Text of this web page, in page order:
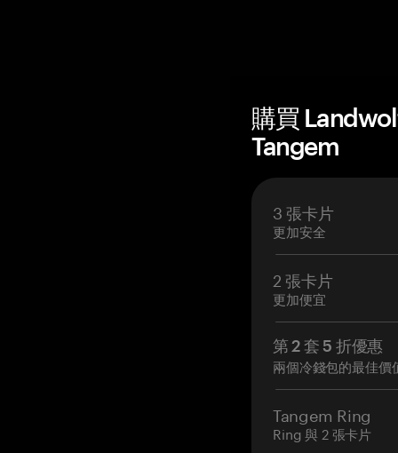
購買
Tangem
3 張卡片
更加安全
2 張卡片
更加便宜
第 2 套 5 折優惠
兩個冷錢包的最佳價
Tangem Ring
Ring 與 2 張卡片